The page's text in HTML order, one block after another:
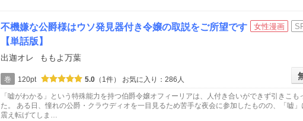
女性漫画
不機嫌な公爵様はウソ発見器付き令嬢の取説をご所望です
【単話版】
出迦オレ
ももよ万葉
巻 120pt 5.0 （1件）
お気に入り：286人
「嘘がわかる」という特殊能力を持つ伯爵令嬢オフィーリアは、人付き合いができず引きこも
た。 ある日、憧れの公爵・クラウディオを一目見るため苦手な夜会に参加したものの、「嘘
震え転げてしま…